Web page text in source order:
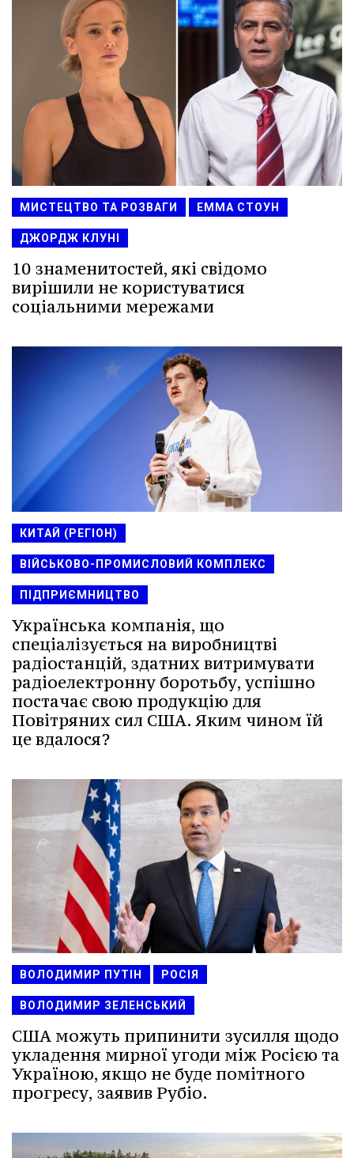
МИСТЕЦТВО ТА РОЗВАГИ ЕММА СТОУН
ДЖОРДЖ КЛУНІ
10 знаменитостей, які свідомо
вирішили не користуватися
соціальними мережами
КИТАЙ (РЕГІОН)
ВІЙСЬКОВО-ПРОМИСЛОВИЙ КОМПЛЕКС
ПІДПРИЄМНИЦТВО
Українська компанія, що
спеціалізується на виробництві
радіостанцій, здатних витримувати
радіоелектронну боротьбу, успішно
постачає свою продукцію для
Повітряних сил США. Яким чином їй
це вдалося?
ВОЛОДИМИР ПУТІН РОСІЯ
ВОЛОДИМИР ЗЕЛЕНСЬКИЙ
США можуть припинити зусилля щодо
укладення мирної угоди між Росією та
Україною, якщо не буде помітного
прогресу, заявив Рубіо.